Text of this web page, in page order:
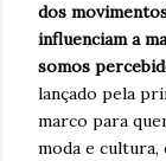
dos
influenciam a
somos
lançado pela
marco para
moda e cultura,